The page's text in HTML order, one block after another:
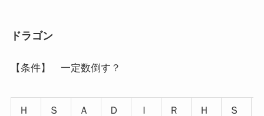
ドラゴン
【条件】 一定数倒す？
Ｈ Ｓ Ａ Ｄ Ｉ Ｒ Ｈ Ｓ